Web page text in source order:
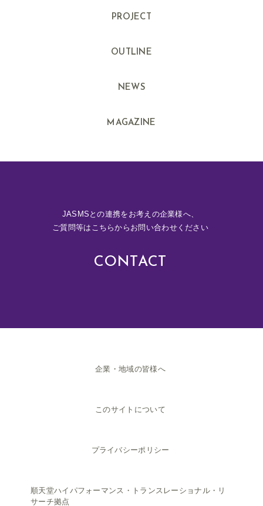
PROJECT
OUTLINE
NEWS
MAGAZINE
JASMSとの連携をお考えの企業様へ、
ご質問等はこちらからお問い合わせください
CONTACT
企業・地域の皆様へ
このサイトについて
プライバシーポリシー
順天堂ハイパフォーマンス・トランスレーショナル・リ
サーチ拠点